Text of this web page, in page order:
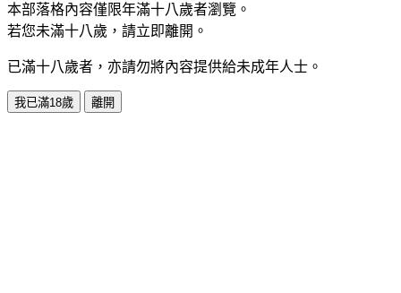
本部落格內容僅限年滿十八歲者瀏覽。
若您未滿十八歲，請立即離開。
已滿十八歲者，亦請勿將內容提供給未成年人士。
我已滿18歲 離開